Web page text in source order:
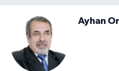
Ayhan